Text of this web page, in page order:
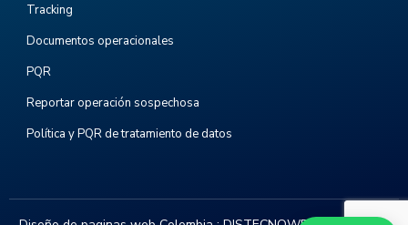
Tracking
Documentos operacionales
PQR
Reportar operación sospechosa
Política y PQR de tratamiento de datos